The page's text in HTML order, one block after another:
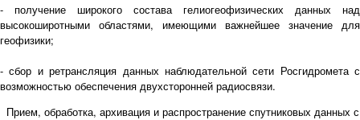
- получение широкого состава гелиогеофизических данных над
высокоширотными областями, имеющими важнейшее значение для
геофизики;
- сбор и ретрансляция данных наблюдательной сети Росгидромета с
возможностью обеспечения двухсторонней радиосвязи.
Прием, обработка, архивация и распространение спутниковых данных с